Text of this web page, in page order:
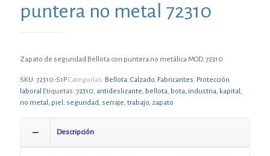
puntera no metal 72310
Zapato de seguridad Bellota con puntera no metálica MOD. 72310
SKU: 72310-S1PCategorías: Bellota, Calzado, Fabricantes, Protección
laboral Etiquetas: 72310, antideslizante, bellota, bota, industria, kapital ,
no metal , piel , seguridad, serraje, trabajo, zapato
Descripción